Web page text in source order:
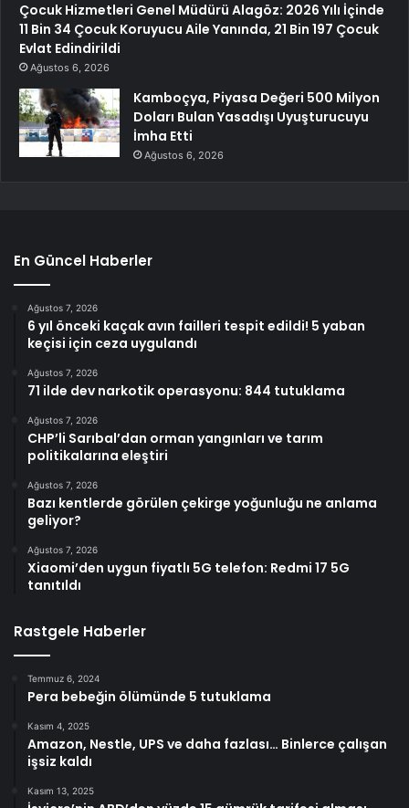
Çocuk Hizmetleri Genel Müdürü Alagöz: 2026 Yılı İçinde
11 Bin 34 Çocuk Koruyucu Aile Yanında, 21 Bin 197 Çocuk
Evlat Edindirildi
Ağustos 6, 2026
Kamboçya, Piyasa Değeri 500 Milyon
Doları Bulan Yasadışı Uyuşturucuyu
İmha Etti
Ağustos 6, 2026
En Güncel Haberler
Ağustos 7, 2026
6 yıl önceki kaçak avın failleri tespit edildi! 5 yaban
keçisi için ceza uygulandı
Ağustos 7, 2026
71 ilde dev narkotik operasyonu: 844 tutuklama
Ağustos 7, 2026
CHP’li Sarıbal’dan orman yangınları ve tarım
politikalarına eleştiri
Ağustos 7, 2026
Bazı kentlerde görülen çekirge yoğunluğu ne anlama
geliyor?
Ağustos 7, 2026
Xiaomi’den uygun fiyatlı 5G telefon: Redmi 17 5G
tanıtıldı
Rastgele Haberler
Temmuz 6, 2024
Pera bebeğin ölümünde 5 tutuklama
Kasım 4, 2025
Amazon, Nestle, UPS ve daha fazlası… Binlerce çalışan
işsiz kaldı
Kasım 13, 2025